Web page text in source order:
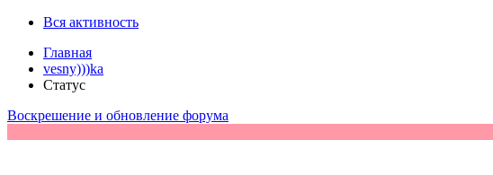
Вся активность
Главная
vesny)))ka
Статус
Воскрешение и обновление форума